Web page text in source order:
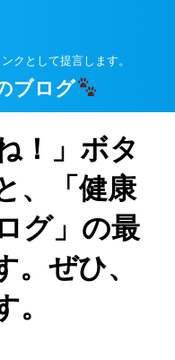
クとして提言します。
ブログ
！」ボタ
、「健康
グ」の最
ぜひ、